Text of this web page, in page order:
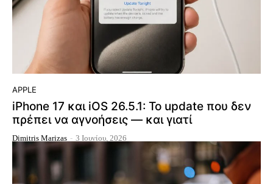
APPLE
iPhone 17 και iOS 26.5.1: Το update που δεν
πρέπει να αγνοήσεις — και γιατί
Dimitris Marizas - 3 Ιουνίου, 2026